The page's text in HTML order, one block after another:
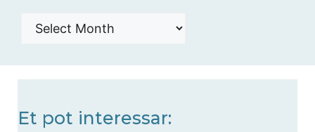
Histórico
Et pot interessar: